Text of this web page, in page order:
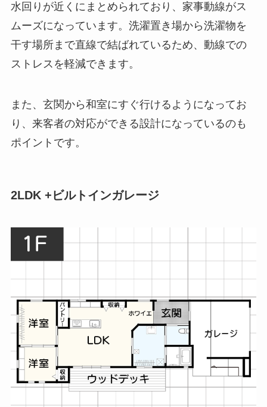
水回りが近くにまとめられており、家事動線がス
ムーズになっています。洗濯置き場から洗濯物を
干す場所まで直線で結ばれているため、動線での
ストレスを軽減できます。
また、玄関から和室にすぐ行けるようになってお
り、来客者の対応ができる設計になっているのも
ポイントです。
2LDK +ビルトインガレージ